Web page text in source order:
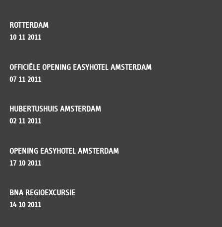
ROTTERDAM
10 11 2011
OFFICIËLE OPENING EASYHOTEL AMSTERDAM
07 11 2011
HUBERTUSHUIS AMSTERDAM
02 11 2011
OPENING EASYHOTEL AMSTERDAM
17 10 2011
BNA REGIOEXCURSIE
14 10 2011